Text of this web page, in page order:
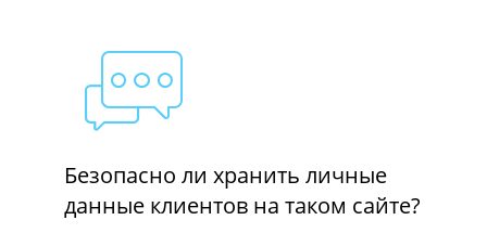
Безопасно ли хранить личные
данные клиентов на таком сайте?